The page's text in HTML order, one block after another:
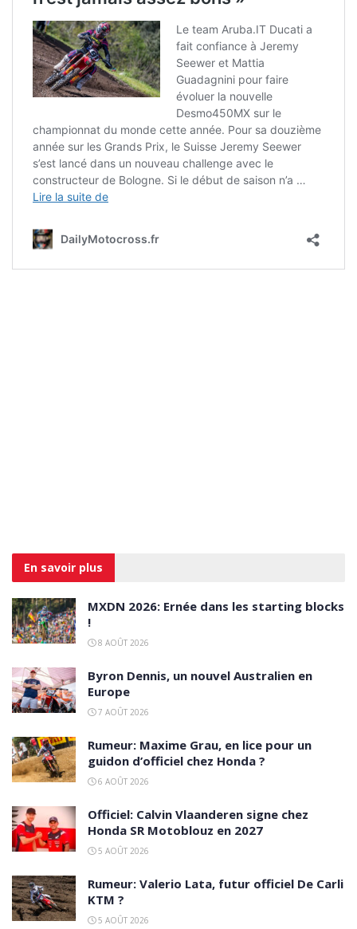
En savoir plus
MXDN 2026: Ernée dans les starting blocks
!
8 AOÛT 2026
Byron Dennis, un nouvel Australien en
Europe
7 AOÛT 2026
Rumeur: Maxime Grau, en lice pour un
guidon d’officiel chez Honda ?
6 AOÛT 2026
Officiel: Calvin Vlaanderen signe chez
Honda SR Motoblouz en 2027
5 AOÛT 2026
Rumeur: Valerio Lata, futur officiel De Carli
KTM ?
5 AOÛT 2026